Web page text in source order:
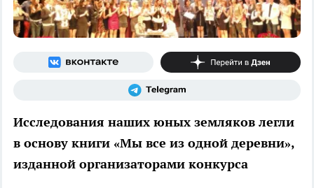
Исследования наших юных земляков легли
в основу книги «Мы все из одной деревни»,
изданной организаторами конкурса